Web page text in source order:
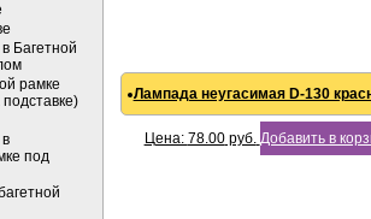
Багетной
рамке
под
Лампада неугасимая D-130
Цена: 78.00руб. Добавить в